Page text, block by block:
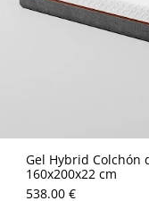
Gel Hybrid Colchón
160x200x22 cm
538.00 €